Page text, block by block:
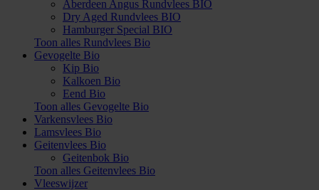
Aberdeen Angus Rundvlees BIO
Dry Aged Rundvlees BIO
Hamburger Special BIO
Toon alles Rundvlees Bio
Gevogelte Bio
Kip Bio
Kalkoen Bio
Eend Bio
Toon alles Gevogelte Bio
Varkensvlees Bio
Lamsvlees Bio
Geitenvlees Bio
Geitenbok Bio
Toon alles Geitenvlees Bio
Vleeswijzer